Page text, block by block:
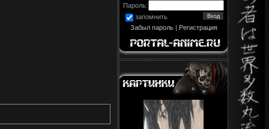
Пароль:
запомнить
Забыл пароль| Регистрация